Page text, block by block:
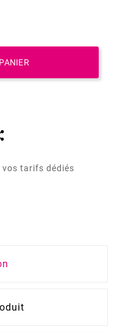
vos tarifs dédiés